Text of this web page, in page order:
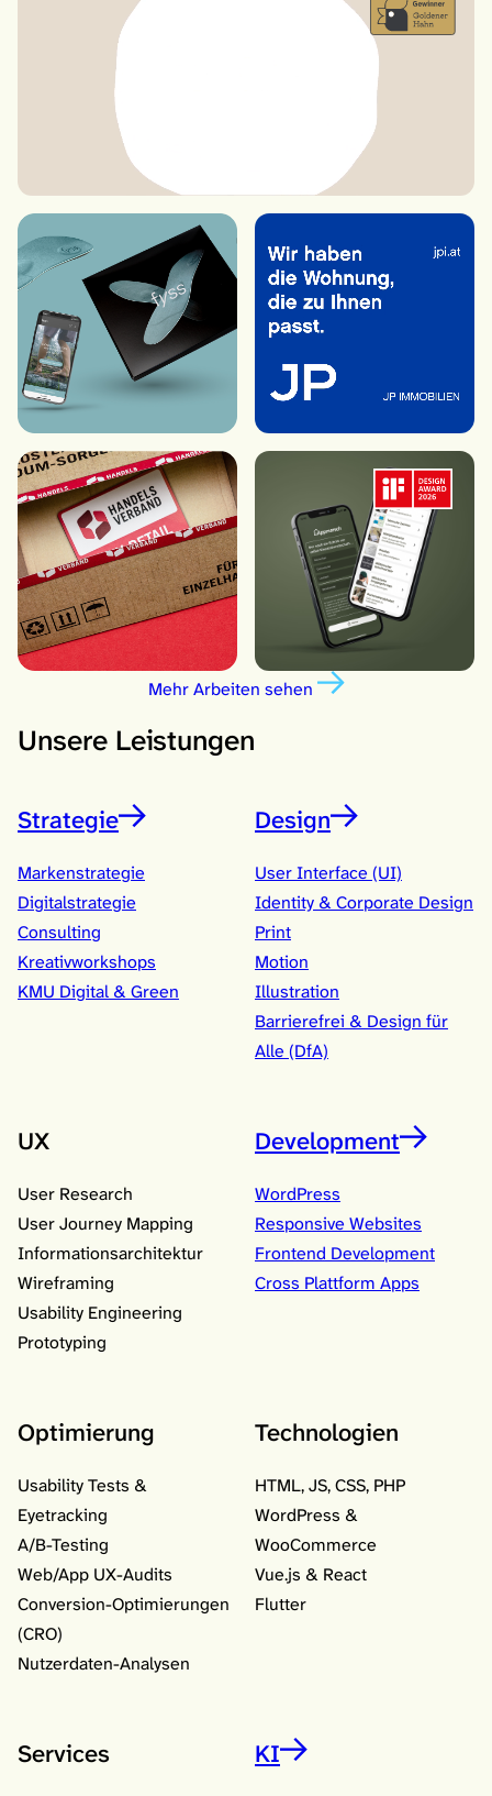
Mehr Arbeiten sehen
Unsere Leistungen
Strategie
Markenstrategie
Digitalstrategie
Consulting
Kreativworkshops
KMU Digital & Green
Design
User Interface (UI)
Identity & Corporate Design
Print
Motion
Illustration
Barrierefrei & Design für
Alle (DfA)
UX
User Research
User Journey Mapping
Informationsarchitektur
Wireframing
Usability Engineering
Prototyping
Development
WordPress
Responsive Websites
Frontend Development
Cross Plattform Apps
Optimierung
Usability Tests &
Eyetracking
A/B-Testing
Web/App UX-Audits
Conversion-Optimierungen
(CRO)
Nutzerdaten-Analysen
Technologien
HTML, JS, CSS, PHP
WordPress &
WooCommerce
Vue.js & React
Flutter
Services KI